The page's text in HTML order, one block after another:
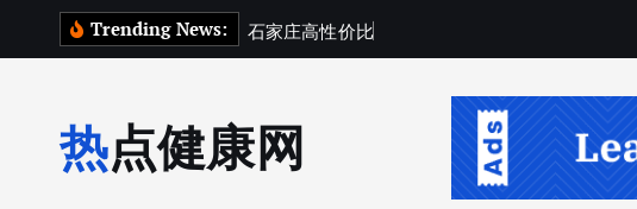
Trending News: 石家庄高性价比
热点健康网